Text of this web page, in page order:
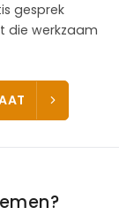
gesprek
die werkzaam